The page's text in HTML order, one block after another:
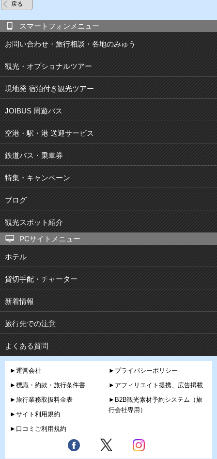
戻る
スマートフォンメニュー
お問い合わせ・旅行相談・各地のみゅう
観光・オプショナルツアー
現地発 宿泊付き観光ツアー
JOIBUS 周遊バス
空港・駅・港 送迎サービス
鉄道パス・乗車券
特集・キャンペーン
ブログ
観光スポット紹介
PCサイトメニュー
ホテル
貸切手配・チャーター
新着情報
旅行先での注意
よくある質問
►運営会社
►標識・約款・旅行条件書
►旅行業務取扱料金表
►サイト利用規約
►口コミご利用規約
►プライバシーポリシー
►アフィリエイト提携、広告掲載
►B2B観光素材予約システム（旅
行会社専用）